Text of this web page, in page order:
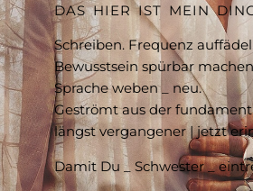
DAS HIER IST MEIN
Schreiben. Frequenz
Bewusstsein spürbar
Sprache weben _ neu.
Geströmt aus der
längst vergangener | jetzt
Damit Du _ Schwester _